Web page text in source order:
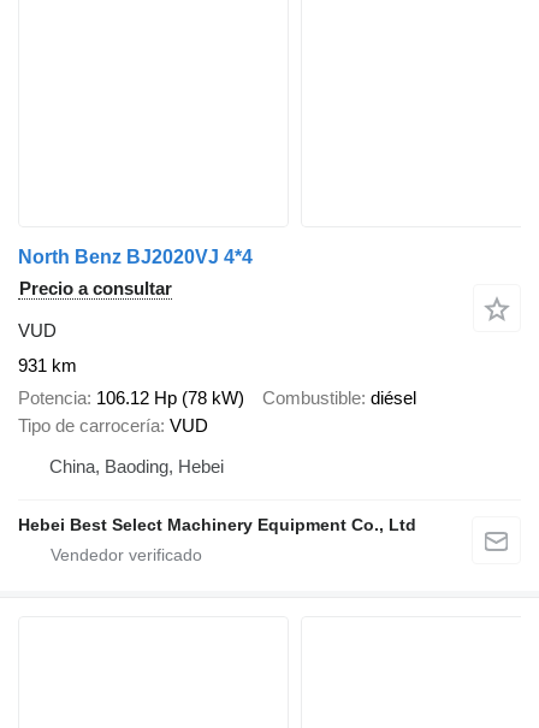
North Benz BJ2020VJ 4*4
Precio a consultar
VUD
931 km
Potencia 106.12 Hp (78 kW) Combustible diésel
Tipo de carrocería VUD
China, Baoding, Hebei
Hebei Best Select Machinery Equipment Co., Ltd